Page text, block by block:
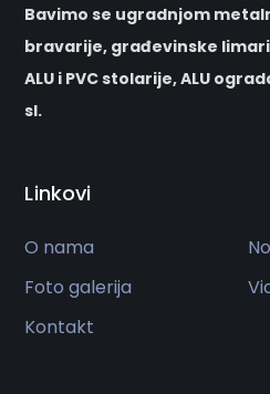
Bavimo se ugradnjom
bravarije, građevinske
ALU i PVC stolarije, ALU
sl.
Linkovi
O nama
Foto galerija
Kontakt